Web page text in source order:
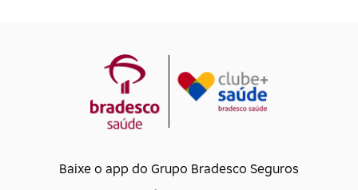
Baixe o app do Grupo Bradesco Seguros